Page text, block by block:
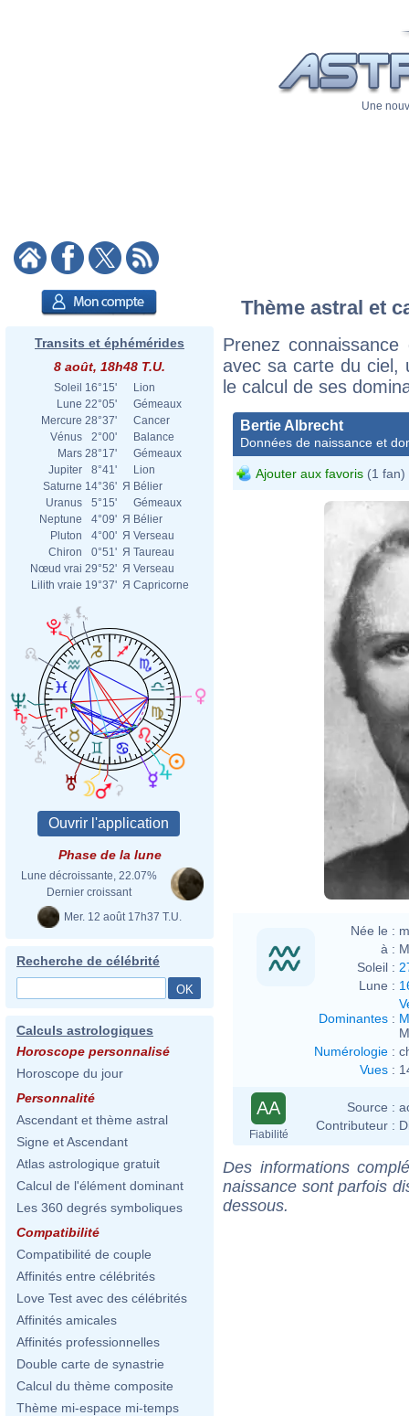
Une
Transits et éphémérides
8 août, 18h48 T.U.
Soleil 16°15'
Lion
Lune 22°05'
Gémeaux
Mercure 28°37'
Cancer
Vénus
2°00'
Balance
Mars 28°17'
Gémeaux
Jupiter
8°41'
Lion
Saturne 14°36' Я Bélier
Uranus
5°15'
Gémeaux
Neptune
4°09' Я Bélier
Pluton
4°00' Я Verseau
Chiron
0°51' Я Taureau
Nœud vrai 29°52' Я Verseau
Lilith vraie 19°37' Я Capricorne
Phase de la lune
Lune décroissante, 22.07%
Dernier croissant
Mer. 12 août 17h37 T.U.
Recherche de célébrité
Calculs astrologiques
Horoscope personnalisé
Horoscope du jour
Personnalité
Ascendant et thème astral
Signe et Ascendant
Atlas astrologique gratuit
Calcul de l'élément dominant
Les 360 degrés symboliques
Compatibilité
Compatibilité de couple
Affinités entre célébrités
Love Test avec des célébrités
Affinités amicales
Affinités professionnelles
Double carte de synastrie
Calcul du thème composite
Thème mi-espace mi-temps
Thème astral et
Prenez
avec sa carte du ciel,
le calcul de ses
Bertie Albrecht
Données de naissance et
Ajouter aux favoris (1 fan)
Née le :
à :
Soleil :
Lune :
Dominantes :
Numérologie :
Vues :
AA
Fiabilité
Source :
Contributeur :
Des informations
naissance sont parfois
dessous.